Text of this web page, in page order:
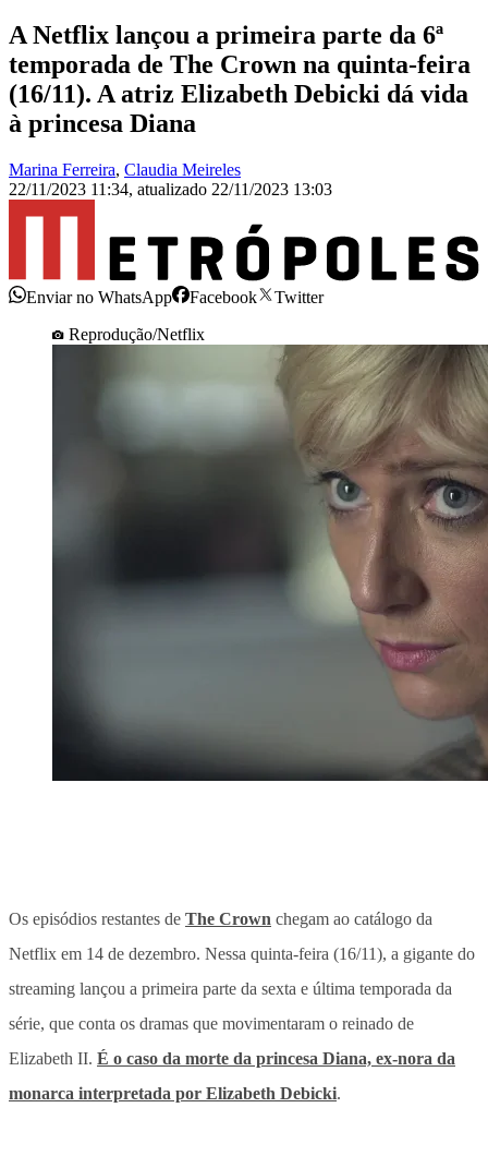
A Netflix lançou a primeira parte da 6ª
temporada de The Crown na quinta-feira
(16/11). A atriz Elizabeth Debicki dá vida
à princesa Diana
Marina Ferreira, Claudia Meireles
22/11/2023 11:34, atualizado 22/11/2023 13:03
Enviar no WhatsApp Facebook
Twitter
Reprodução/Netflix
Os episódios restantes de The Crown chegam ao catálogo da
Netflix em 14 de dezembro. Nessa quinta-feira (16/11), a gigante do
streaming lançou a primeira parte da sexta e última temporada da
série, que conta os dramas que movimentaram o reinado de
Elizabeth II. É o caso da morte da princesa Diana, ex-nora da
monarca interpretada por Elizabeth Debicki.